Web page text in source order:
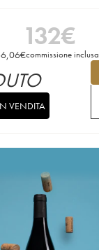
132€
€commissione inclusa
VENDITA